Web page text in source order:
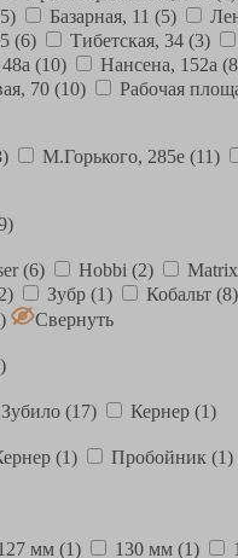
Базарная, 11 (5)
(6) Тибетская, 34 (3)
(10) Нансена, 152а
70 (10) Рабочая
М.Горького, 285е (11)
(6) Hobbi (2) Matrix
Зубр (1) Кобальт (8)
Свернуть
Зубило (17) Кернер (1)
(1) Пробойник (1)
мм (1) 130 мм (1)